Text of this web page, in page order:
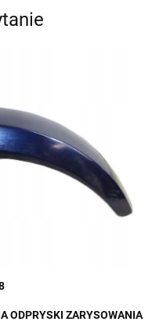
ODPRYSKI ZARYSOWANIA